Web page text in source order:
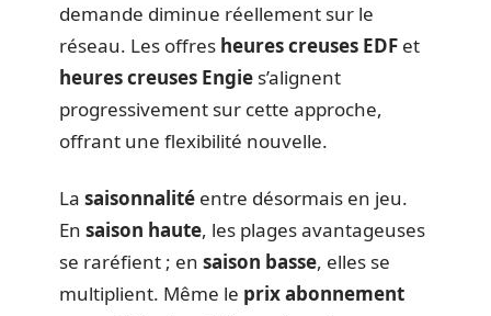
demande diminue réellement sur le
réseau. Les offres heures creuses EDF et
heures creuses Engie s’alignent
progressivement sur cette approche,
offrant une flexibilité nouvelle.
La saisonnalité entre désormais en jeu.
En saison haute, les plages avantageuses
se raréfient ; en saison basse, elles se
multiplient. Même le prix abonnement